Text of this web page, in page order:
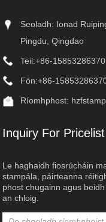
Seoladh: Ionad
Pingdu, Qingdao
Teil:+86-15853286370
Fón:+86-
Ríomhphost:
Inquiry For Pricelist
Le haghaidh fiosrúcháin
stampála, páirteanna
phost chugainn agus
an chloig.